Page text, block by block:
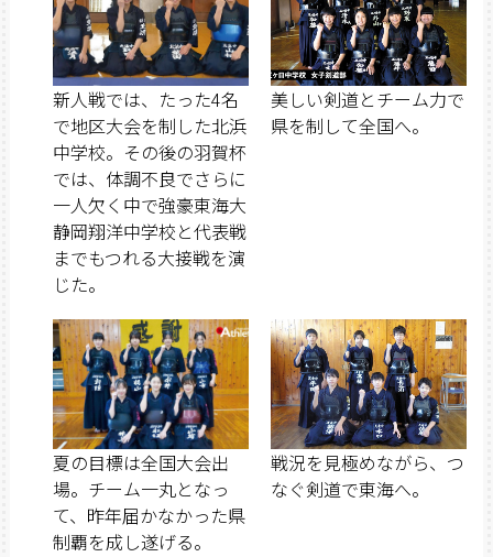
新人戦では、たった4名
で地区大会を制した北浜
中学校。その後の羽賀杯
では、体調不良でさらに
一人欠く中で強豪東海大
静岡翔洋中学校と代表戦
までもつれる大接戦を演
じた。
美しい剣道とチーム力で
県を制して全国へ。
夏の目標は全国大会出
場。チーム一丸となっ
て、昨年届かなかった県
制覇を成し遂げる。
戦況を見極めながら、つ
なぐ剣道で東海へ。